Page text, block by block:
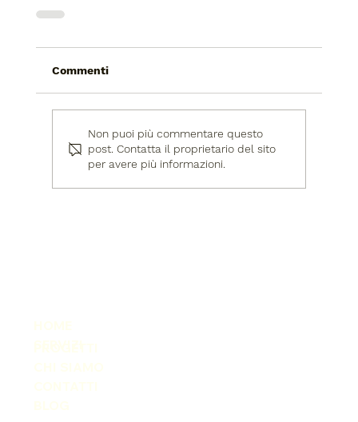
Commenti
Non puoi più commentare questo
post. Contatta il proprietario del sito
per avere più informazioni.